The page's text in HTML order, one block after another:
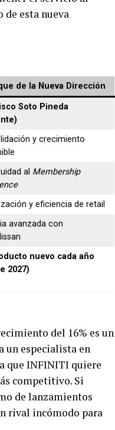
esta nueva
de la Nueva Dirección
Soto Pineda
y crecimiento
al Membership
y eficiencia de retail
avanzada con
nuevo cada año
2027)
del 16% es un
un especialista en
que INFINITI quiere
competitivo. Si
de lanzamientos
rival incómodo para